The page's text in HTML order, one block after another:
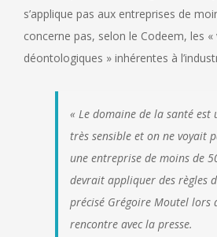
s’applique pas aux entreprises de
concerne pas, selon le Codeem, les
déontologiques » inhérentes à
« Le domaine de la santé est
très sensible et on ne voyait
une entreprise de moins de
devrait appliquer des règles
précisé Grégoire Moutel lors
rencontre avec la presse.